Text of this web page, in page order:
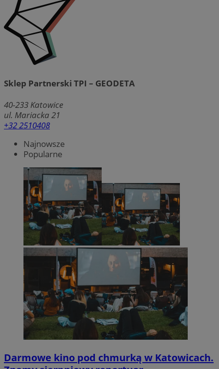
Sklep Partnerski TPI – GEODETA
40-233 Katowice
ul. Mariacka 21
+32 2510408
Najnowsze
Popularne
Darmowe kino pod chmurką w Katowicach.